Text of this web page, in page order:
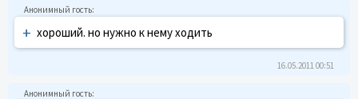
+ хороший. но нужно к нему ходить
16.05.2011 00:51